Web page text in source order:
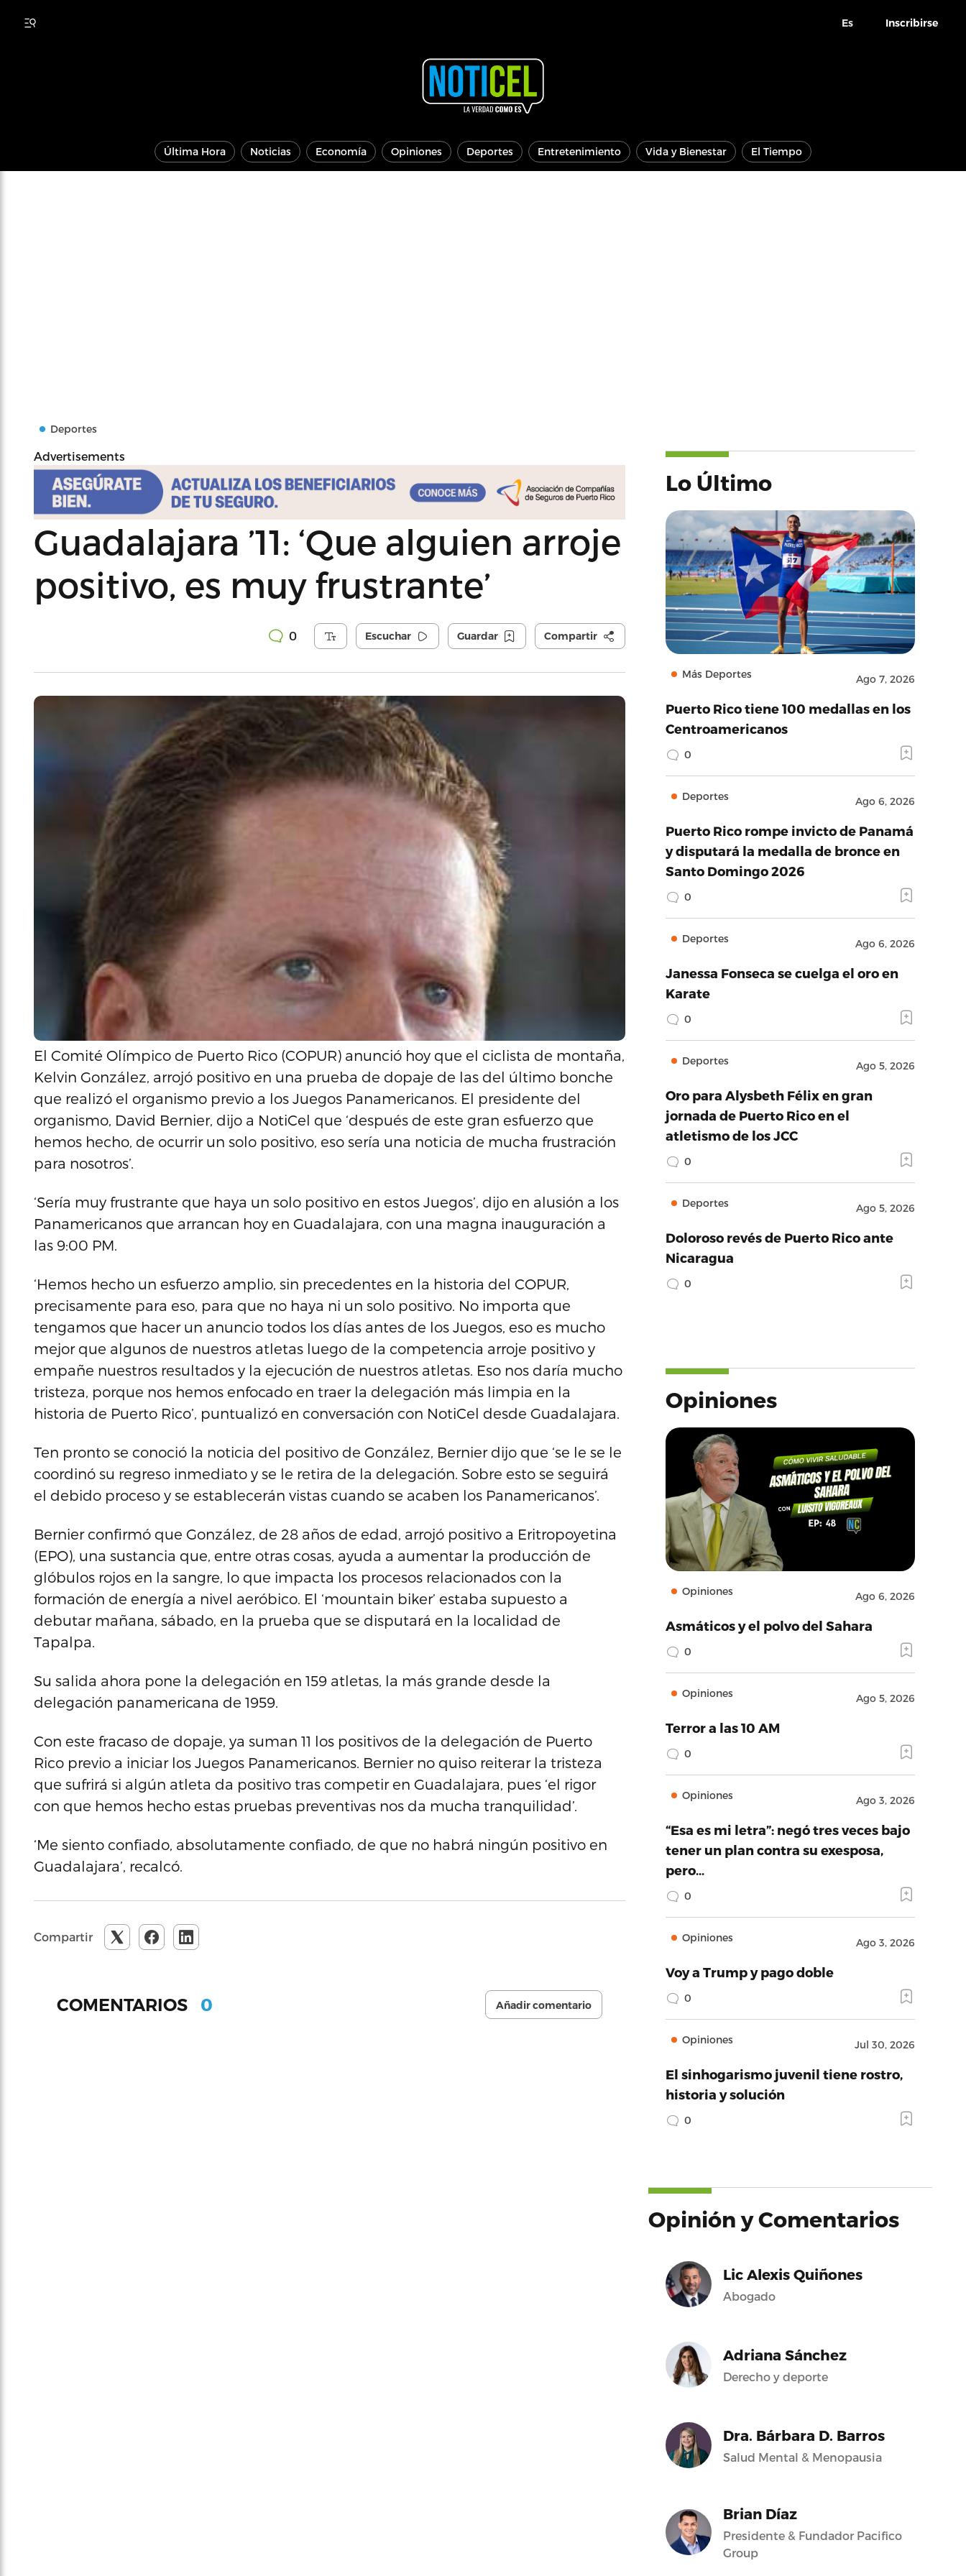
Es Inscribirse
Última Hora Noticias Economía Opiniones Deportes Entretenimiento Vida y Bienestar El Tiempo
Deportes
Advertisements
Guadalajara ’11: ‘Que alguien arroje
positivo, es muy frustrante’
0 Escuchar Guardar Compartir
El Comité Olímpico de Puerto Rico (COPUR) anunció hoy que el ciclista de montaña,
Kelvin González, arrojó positivo en una prueba de dopaje de las del último bonche
que realizó el organismo previo a los Juegos Panamericanos. El presidente del
organismo, David Bernier, dijo a NotiCel que ‘después de este gran esfuerzo que
hemos hecho, de ocurrir un solo positivo, eso sería una noticia de mucha frustración
para nosotros’.
‘Sería muy frustrante que haya un solo positivo en estos Juegos’, dijo en alusión a los
Panamericanos que arrancan hoy en Guadalajara, con una magna inauguración a
las 9:00 PM.
‘Hemos hecho un esfuerzo amplio, sin precedentes en la historia del COPUR,
precisamente para eso, para que no haya ni un solo positivo. No importa que
tengamos que hacer un anuncio todos los días antes de los Juegos, eso es mucho
mejor que algunos de nuestros atletas luego de la competencia arroje positivo y
empañe nuestros resultados y la ejecución de nuestros atletas. Eso nos daría mucho
tristeza, porque nos hemos enfocado en traer la delegación más limpia en la
historia de Puerto Rico’, puntualizó en conversación con NotiCel desde Guadalajara.
Ten pronto se conoció la noticia del positivo de González, Bernier dijo que ‘se le se le
coordinó su regreso inmediato y se le retira de la delegación. Sobre esto se seguirá
el debido proceso y se establecerán vistas cuando se acaben los Panamericanos’.
Bernier confirmó que González, de 28 años de edad, arrojó positivo a Eritropoyetina
(EPO), una sustancia que, entre otras cosas, ayuda a aumentar la producción de
glóbulos rojos en la sangre, lo que impacta los procesos relacionados con la
formación de energía a nivel aeróbico. El ‘mountain biker’ estaba supuesto a
debutar mañana, sábado, en la prueba que se disputará en la localidad de
Tapalpa.
Su salida ahora pone la delegación en 159 atletas, la más grande desde la
delegación panamericana de 1959.
Con este fracaso de dopaje, ya suman 11 los positivos de la delegación de Puerto
Rico previo a iniciar los Juegos Panamericanos. Bernier no quiso reiterar la tristeza
que sufrirá si algún atleta da positivo tras competir en Guadalajara, pues ‘el rigor
con que hemos hecho estas pruebas preventivas nos da mucha tranquilidad’.
‘Me siento confiado, absolutamente confiado, de que no habrá ningún positivo en
Guadalajara’, recalcó.
Compartir
COMENTARIOS 0 Añadir comentario
Lo Último
Más Deportes Ago 7, 2026
Puerto Rico tiene 100 medallas en los
Centroamericanos
0
Deportes Ago 6, 2026
Puerto Rico rompe invicto de Panamá
y disputará la medalla de bronce en
Santo Domingo 2026
0
Deportes Ago 6, 2026
Janessa Fonseca se cuelga el oro en
Karate
0
Deportes Ago 5, 2026
Oro para Alysbeth Félix en gran
jornada de Puerto Rico en el
atletismo de los JCC
0
Deportes Ago 5, 2026
Doloroso revés de Puerto Rico ante
Nicaragua
0
Opiniones
Opiniones Ago 6, 2026
Asmáticos y el polvo del Sahara
0
Opiniones Ago 5, 2026
Terror a las 10 AM
0
Opiniones Ago 3, 2026
“Esa es mi letra”: negó tres veces bajo
tener un plan contra su exesposa,
pero…
0
Opiniones Ago 3, 2026
Voy a Trump y pago doble
0
Opiniones Jul 30, 2026
El sinhogarismo juvenil tiene rostro,
historia y solución
0
Opinión y Comentarios
Lic Alexis Quiñones
Abogado
Adriana Sánchez
Derecho y deporte
Dra. Bárbara D. Barros
Salud Mental & Menopausia
Brian Díaz
Presidente & Fundador Pacifico
Group